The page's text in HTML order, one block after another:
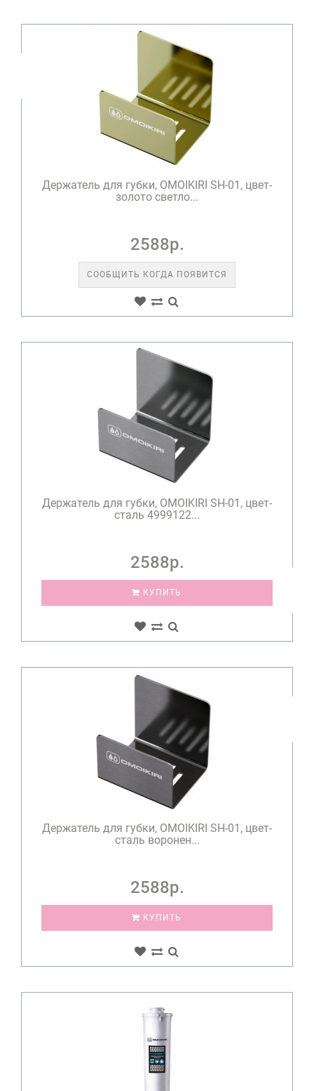
Держатель для губки, OMOIKIRI SH-01, цвет-
золото светло...
2588р.
СООБЩИТЬ КОГДА ПОЯВИТСЯ
Держатель для губки, OMOIKIRI SH-01, цвет-
сталь 4999122...
2588р.
КУПИТЬ
Держатель для губки, OMOIKIRI SH-01, цвет-
сталь воронен...
2588р.
КУПИТЬ